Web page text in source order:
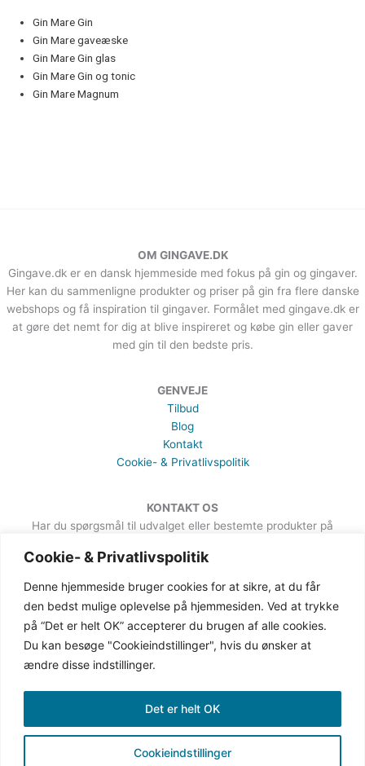
Cookie- & Privatlivspolitik
Denne hjemmeside bruger cookies for at sikre, at du får
den bedst mulige oplevelse på hjemmesiden. Ved at trykke
på “Det er helt OK” accepterer du brugen af alle cookies.
Du kan besøge "Cookieindstillinger", hvis du ønsker at
ændre disse indstillinger.
Cookieindstillinger
Det er helt OK
Gin Mare Gin
Gin Mare gaveæske
Gin Mare Gin glas
Gin Mare Gin og tonic
Gin Mare Magnum
OM GINGAVE.DK
Gingave.dk er en dansk hjemmeside med fokus på gin og gingaver.
Her kan du sammenligne produkter og priser på gin fra flere danske
webshops og få inspiration til gingaver. Formålet med gingave.dk er
at gøre det nemt for dig at blive inspireret og købe gin eller gaver
med gin til den bedste pris.
GENVEJE
Tilbud
Blog
Kontakt
Cookie- & Privatlivspolitik
KONTAKT OS
Har du spørgsmål til udvalget eller bestemte produkter på
kan du gøre via formularen på Kontakt-siden.
Copyright © 2019-2026 Gingave | CVR: 38387162